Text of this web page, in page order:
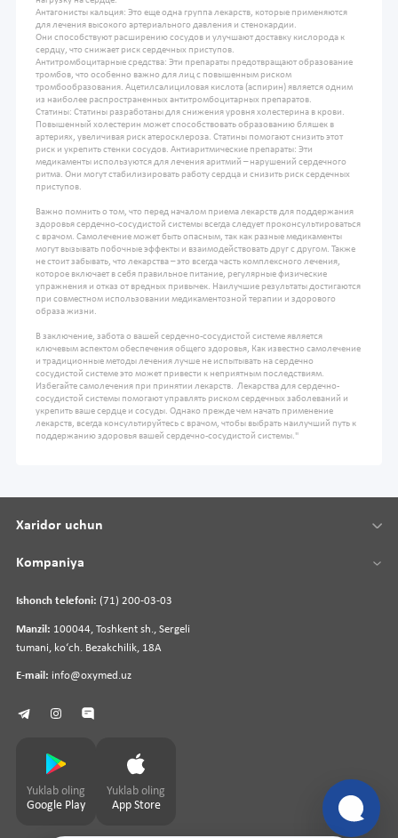
Антагонисты кальция: Это еще одна группа лекарств, которые применяются
для лечения высокого артериального давления и стенокардии.
Они способствуют расширению сосудов и улучшают доставку кислорода к
сердцу, что снижает риск сердечных приступов.
Антитромбоцитарные средства: Эти препараты предотвращают образование
тромбов, что особенно важно для лиц с повышенным риском
тромбообразования. Ацетилсалициловая кислота (аспирин) является одним
из наиболее распространенных антитромбоцитарных препаратов.
Статины: Статины разработаны для снижения уровня холестерина в крови.
Повышенный холестерин может способствовать образованию бляшек в
артериях, увеличивая риск атеросклероза. Статины помогают снизить этот
риск и укрепить стенки сосудов. Антиаритмические препараты: Эти
медикаменты используются для лечения аритмий – нарушений сердечного
ритма. Они могут стабилизировать работу сердца и снизить риск сердечных
приступов.
Важно помнить о том, что перед началом приема лекарств для поддержания
здоровья сердечно-сосудистой системы всегда следует проконсультироваться
с врачом. Самолечение может быть опасным, так как разные медикаменты
могут вызывать побочные эффекты и взаимодействовать друг с другом. Также
не стоит забывать, что лекарства – это всегда часть комплексного лечения,
которое включает в себя правильное питание, регулярные физические
упражнения и отказ от вредных привычек. Наилучшие результаты достигаются
при совместном использовании медикаментозной терапии и здорового
образа жизни.
В заключение, забота о вашей сердечно-сосудистой системе является
ключевым аспектом обеспечения общего здоровья, Как известно самолечение
и традиционные методы лечения лучше не испытывать на сердечно
сосудистой системе это может привести к неприятным последствиям.
Избегайте самолечения при принятии лекарств. Лекарства для сердечно-
сосудистой системы помогают управлять риском сердечных заболеваний и
укрепить ваше сердце и сосуды. Однако прежде чем начать применение
лекарств, всегда консультируйтесь с врачом, чтобы выбрать наилучший путь к
поддержанию здоровья вашей сердечно-сосудистой системы."
Ishonch telefoni: (71) 200-03-03
Manzil: 100044, Toshkent sh., Sergeli
tumani, koʻch. Bezakchilik, 18A
E-mail: info@oxymed.uz
Xaridor uchun
Kompaniya
Yuklab oling
Google Play
Yuklab oling
App Store